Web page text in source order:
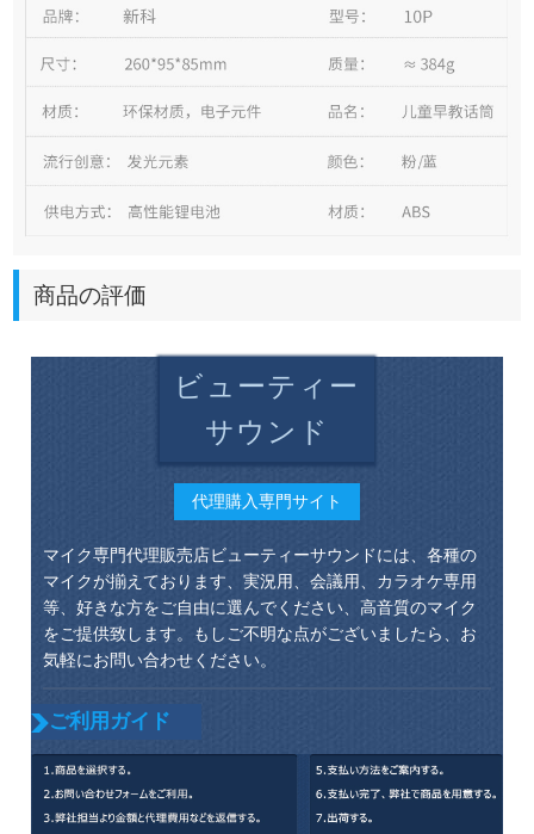
商品の評価
ビューティー
サウンド
代理購入専門サイト
マイク専門代理販売店ビューティーサウンドには、各種の
マイクが揃えております、実況用、会議用、カラオケ専用
等、好きな方をご自由に選んでください、高音質のマイク
をご提供致します。もしご不明な点がございましたら、お
気軽にお問い合わせください。
ご利用ガイド